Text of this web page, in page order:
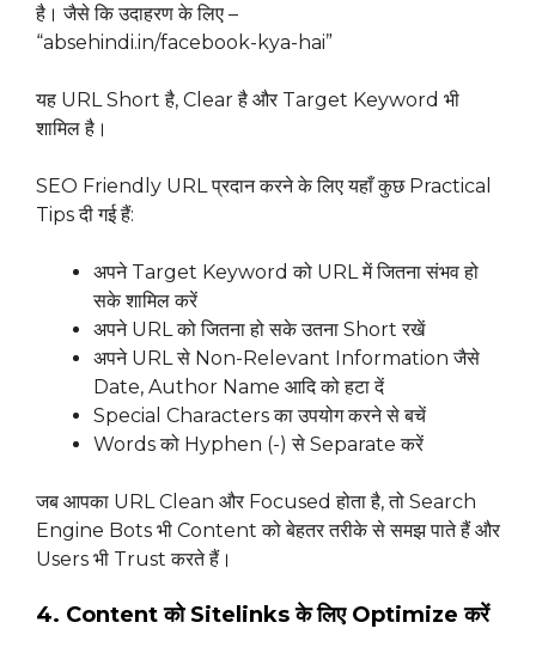
है। जैसे कि उदाहरण के लिए –
“absehindi.in/facebook-kya-hai”
यह URL Short है, Clear है और Target Keyword भी
शामिल है।
SEO Friendly URL प्रदान करने के लिए यहाँ कुछ Practical
Tips दी गई हैं:
अपने Target Keyword को URL में जितना संभव हो
सके शामिल करें
अपने URL को जितना हो सके उतना Short रखें
अपने URL से Non-Relevant Information जैसे
Date, Author Name आदि को हटा दें
Special Characters का उपयोग करने से बचें
Words को Hyphen (-) से Separate करें
जब आपका URL Clean और Focused होता है, तो Search
Engine Bots भी Content को बेहतर तरीके से समझ पाते हैं और
Users भी Trust करते हैं।
4. Content को Sitelinks के लिए Optimize करें